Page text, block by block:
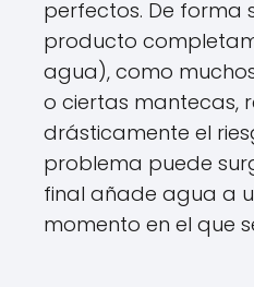
perfectos. De forma
producto
agua), como
o ciertas mantecas,
drásticamente el
problema puede
final añade agua a
momento en el que